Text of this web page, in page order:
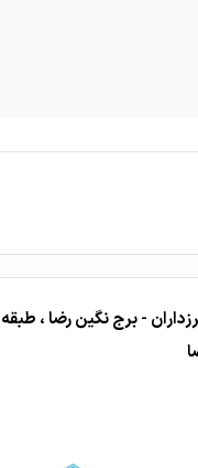
رضا ، طبقه 16 شمالی، واحد 1602